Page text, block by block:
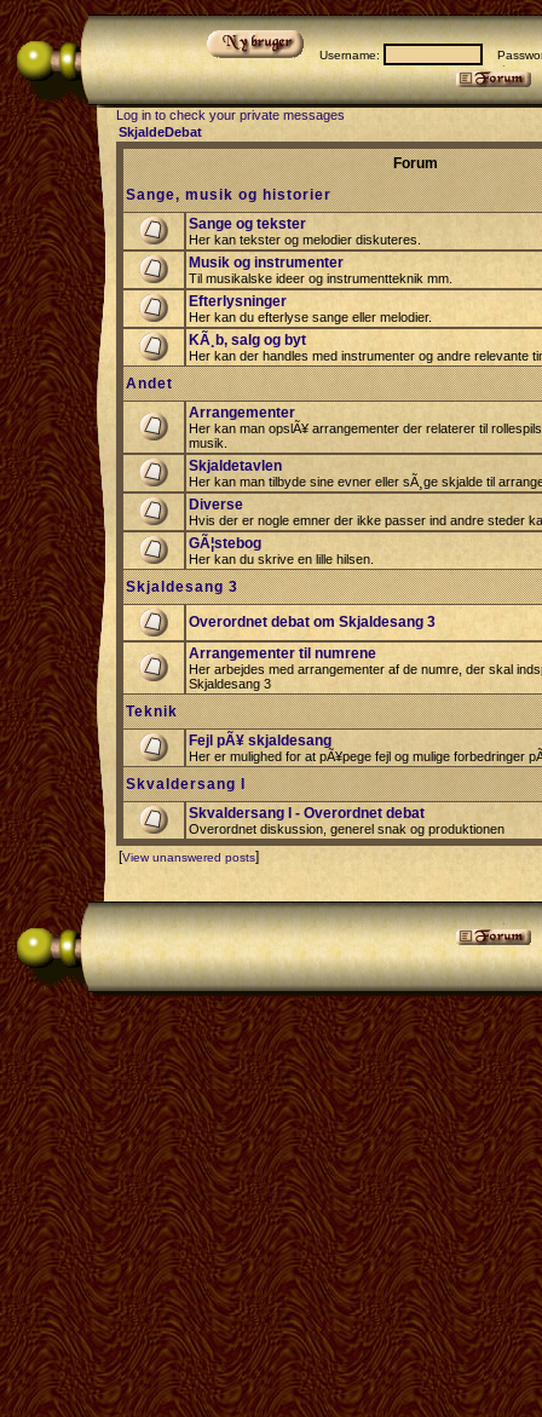
Username:
Log in to check your private messages
SkjaldeDebat
Forum
Sange, musik og historier
Sange og tekster
Her kan tekster og melodier diskuteres.
Musik og instrumenter
Til musikalske ideer og instrumentteknik mm.
Efterlysninger
Her kan du efterlyse sange eller melodier.
KÃ¸b, salg og byt
Her kan der handles med instrumenter og andre relevante
Andet
Arrangementer
Her kan man opslÃ¥ arrangementer der relaterer til
musik.
Skjaldetavlen
Her kan man tilbyde sine evner eller sÃ¸ge skjalde til
Diverse
Hvis der er nogle emner der ikke passer ind andre steder
GÃ¦stebog
Her kan du skrive en lille hilsen.
Skjaldesang 3
Overordnet debat om Skjaldesang 3
Arrangementer til numrene
Her arbejdes med arrangementer af de numre, der skal
Skjaldesang 3
Teknik
Fejl pÃ¥ skjaldesang
Her er mulighed for at pÃ¥pege fejl og mulige forbedringer
Skvaldersang I
Skvaldersang I - Overordnet debat
Overordnet diskussion, generel snak og produktionen
[View unanswered posts]